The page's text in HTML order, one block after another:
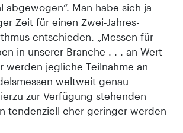
abgewogen“. Man habe sich ja
Zeit für einen Zwei-Jahres-
entschieden. „Messen für
in unserer Branche . . . an Wert
werden jegliche Teilnahme an
weltweit genau
zur Verfügung stehenden
tendenziell eher geringer werden